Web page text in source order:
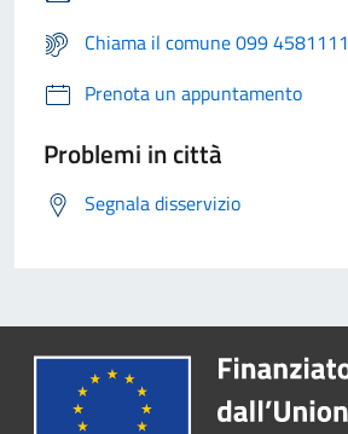
Chiama il comune 099 4581111
Prenota un appuntamento
Problemi in città
Segnala disservizio